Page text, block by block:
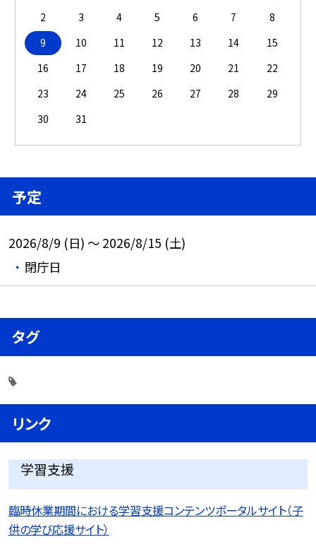
2
3 4 5 6 7
8
9
10 11 12 13 14
15
16
17 18 19 20 21
22
23
24 25 26 27 28
29
30
31
予定
2026/8/9 (日) ～ 2026/8/15 (土)
閉庁日
タグ
リンク
学習支援
臨時休業期間における学習支援コンテンツポータルサイト（子
供の学び応援サイト）